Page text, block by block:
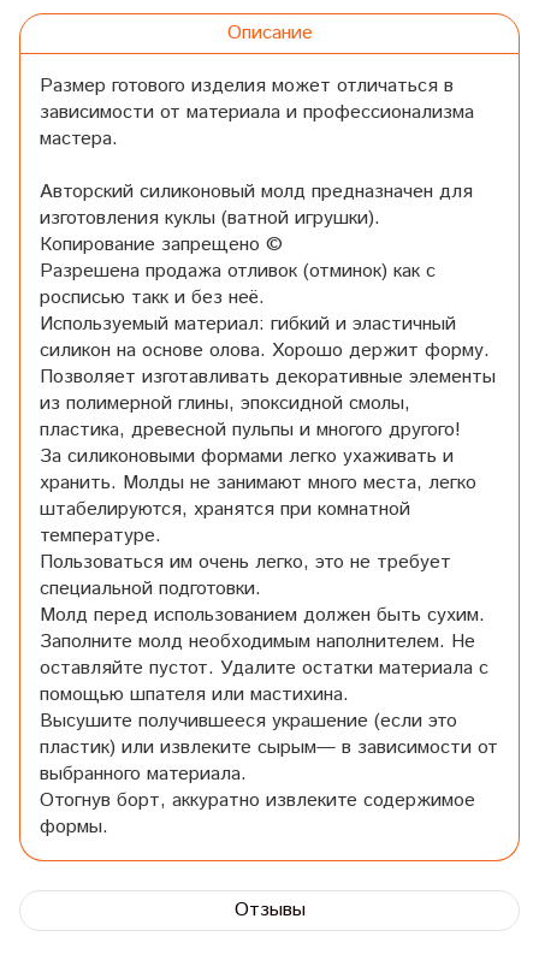
Описание
Размер готового изделия может отличаться в
зависимости от материала и профессионализма
мастера.
Авторский силиконовый молд предназначен для
изготовления куклы (ватной игрушки).
Копирование запрещено ©
Разрешена продажа отливок (отминок) как с
росписью такк и без неё.
Используемый материал: гибкий и эластичный
силикон на основе олова. Хорошо держит форму.
Позволяет изготавливать декоративные элементы
из полимерной глины, эпоксидной смолы,
пластика, древесной пульпы и многого другого!
За силиконовыми формами легко ухаживать и
хранить. Молды не занимают много места, легко
штабелируются, хранятся при комнатной
температуре.
Пользоваться им очень легко, это не требует
специальной подготовки.
Молд перед использованием должен быть сухим.
Заполните молд необходимым наполнителем. Не
оставляйте пустот. Удалите остатки материала с
помощью шпателя или мастихина.
Высушите получившееся украшение (если это
пластик) или извлеките сырым— в зависимости от
выбранного материала.
Отогнув борт, аккуратно извлеките содержимое
формы.
Отзывы